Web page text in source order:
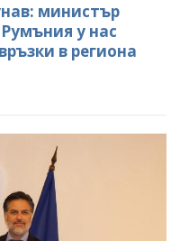
министър
у нас
в региона